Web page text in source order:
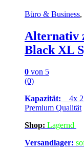
Büro & Business,
Alternativ
Black XL
0 von 5
(0)
Kapazität: 4x
Premium Qualität
Shop: Lagernd
Versandlager: